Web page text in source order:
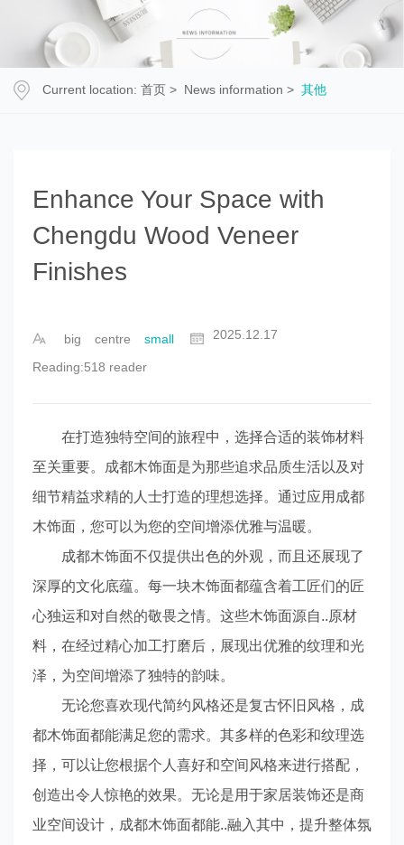
Current location: 首页 > News information > 其他
Enhance Your Space with
Chengdu Wood Veneer
Finishes
big centre small 2025.12.17
Reading:518 reader
在打造独特空间的旅程中，选择合适的装饰材料
至关重要。成都木饰面是为那些追求品质生活以及对
细节精益求精的人士打造的理想选择。通过应用成都
木饰面，您可以为您的空间增添优雅与温暖。
成都木饰面不仅提供出色的外观，而且还展现了
深厚的文化底蕴。每一块木饰面都蕴含着工匠们的匠
心独运和对自然的敬畏之情。这些木饰面源自..原材
料，在经过精心加工打磨后，展现出优雅的纹理和光
泽，为空间增添了独特的韵味。
无论您喜欢现代简约风格还是复古怀旧风格，成
都木饰面都能满足您的需求。其多样的色彩和纹理选
择，可以让您根据个人喜好和空间风格来进行搭配，
创造出令人惊艳的效果。无论是用于家居装饰还是商
业空间设计，成都木饰面都能..融入其中，提升整体氛